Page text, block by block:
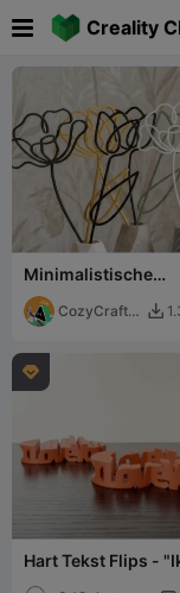
Creality
Minimalistische
Draadbloemen -
Vaasdecoratie
CozyCraftSt 

Hart Tekst Flips -